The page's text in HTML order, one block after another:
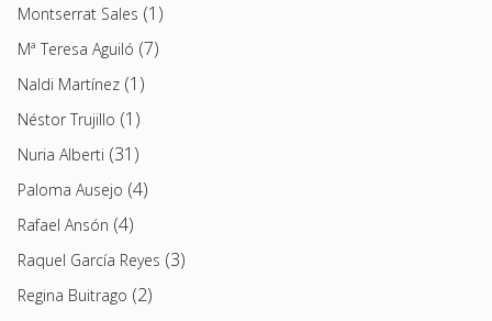
Montserrat Sales (1)
Mª Teresa Aguiló (7)
Naldi Martínez (1)
Néstor Trujillo (1)
Nuria Alberti (31)
Paloma Ausejo (4)
Rafael Ansón (4)
Raquel García Reyes (3)
Regina Buitrago (2)